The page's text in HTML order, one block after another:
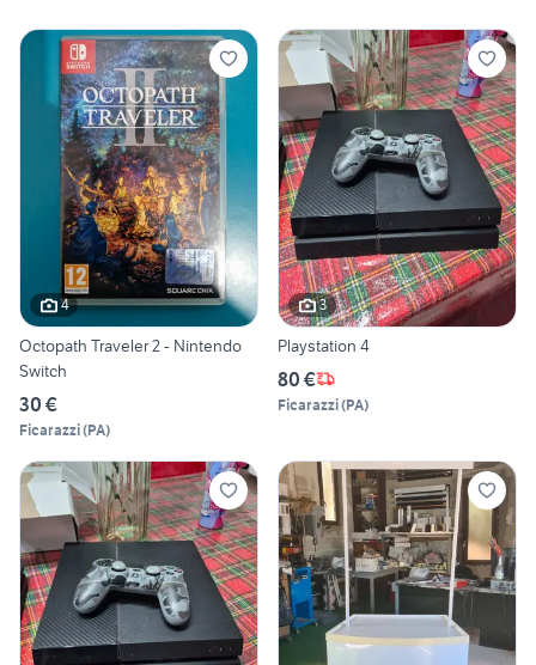
4
Octopath Traveler 2 - Nintendo
Switch
30 €
Ficarazzi(PA)
3
Playstation 4
80 €
Ficarazzi(PA)